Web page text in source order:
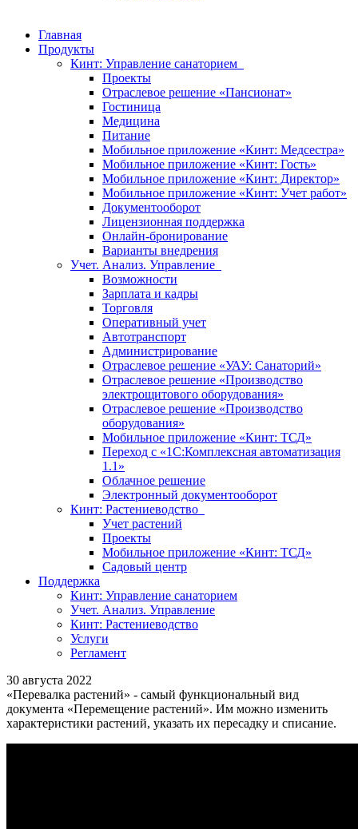
Главная
Продукты
Кинт: Управление санаторием
Проекты
Отраслевое решение «Пансионат»
Гостиница
Медицина
Питание
Мобильное приложение «Кинт: Медсестра»
Мобильное приложение «Кинт: Гость»
Мобильное приложение «Кинт: Директор»
Мобильное приложение «Кинт: Учет работ»
Документооборот
Лицензионная поддержка
Онлайн-бронирование
Варианты внедрения
Учет. Анализ. Управление
Возможности
Зарплата и кадры
Торговля
Оперативный учет
Автотранспорт
Администрирование
Отраслевое решение «УАУ: Санаторий»
Отраслевое решение «Производство
электрощитового оборудования»
Отраслевое решение «Производство
оборудования»
Мобильное приложение «Кинт: ТСД»
Переход с «1С:Комплексная автоматизация
1.1»
Облачное решение
Электронный документооборот
Кинт: Растениеводство
Учет растений
Проекты
Мобильное приложение «Кинт: ТСД»
Садовый центр
Поддержка
Кинт: Управление санаторием
Учет. Анализ. Управление
Кинт: Растениеводство
Услуги
Регламент
30 августа 2022
«Перевалка растений» - самый функциональный вид
документа «Перемещение растений». Им можно изменить
характеристики растений, указать их пересадку и списание.